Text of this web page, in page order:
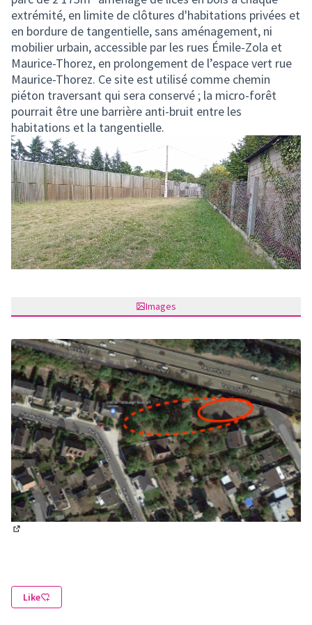
extrémité, en limite de clôtures d'habitations privées et
en bordure de tangentielle, sans aménagement, ni
mobilier urbain, accessible par les rues Émile-Zola et
Maurice-Thorez, en prolongement de l’espace vert rue
Maurice-Thorez. Ce site est utilisé comme chemin
piéton traversant qui sera conservé ; la micro-forêt
pourrait être une barrière anti-bruit entre les
habitations et la tangentielle.
Images
Like